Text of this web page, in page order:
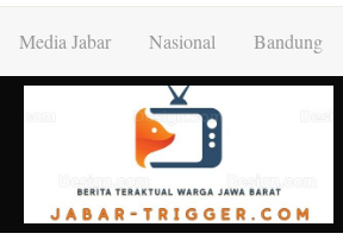
content
Media Jabar Nasional Bandung